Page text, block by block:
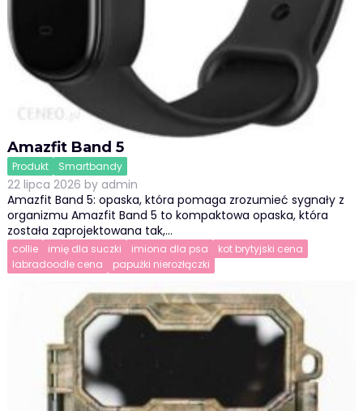
Amazfit Band 5
Produkt Smartbandy
22 lipca 2026 by admin
Amazfit Band 5: opaska, która pomaga zrozumieć sygnały z
organizmu Amazfit Band 5 to kompaktowa opaska, która
została zaprojektowana tak,…
collie imię dla suczki imiona dla psa
kot brytyjski cena
labradoodle cena
papużki nierozłączki